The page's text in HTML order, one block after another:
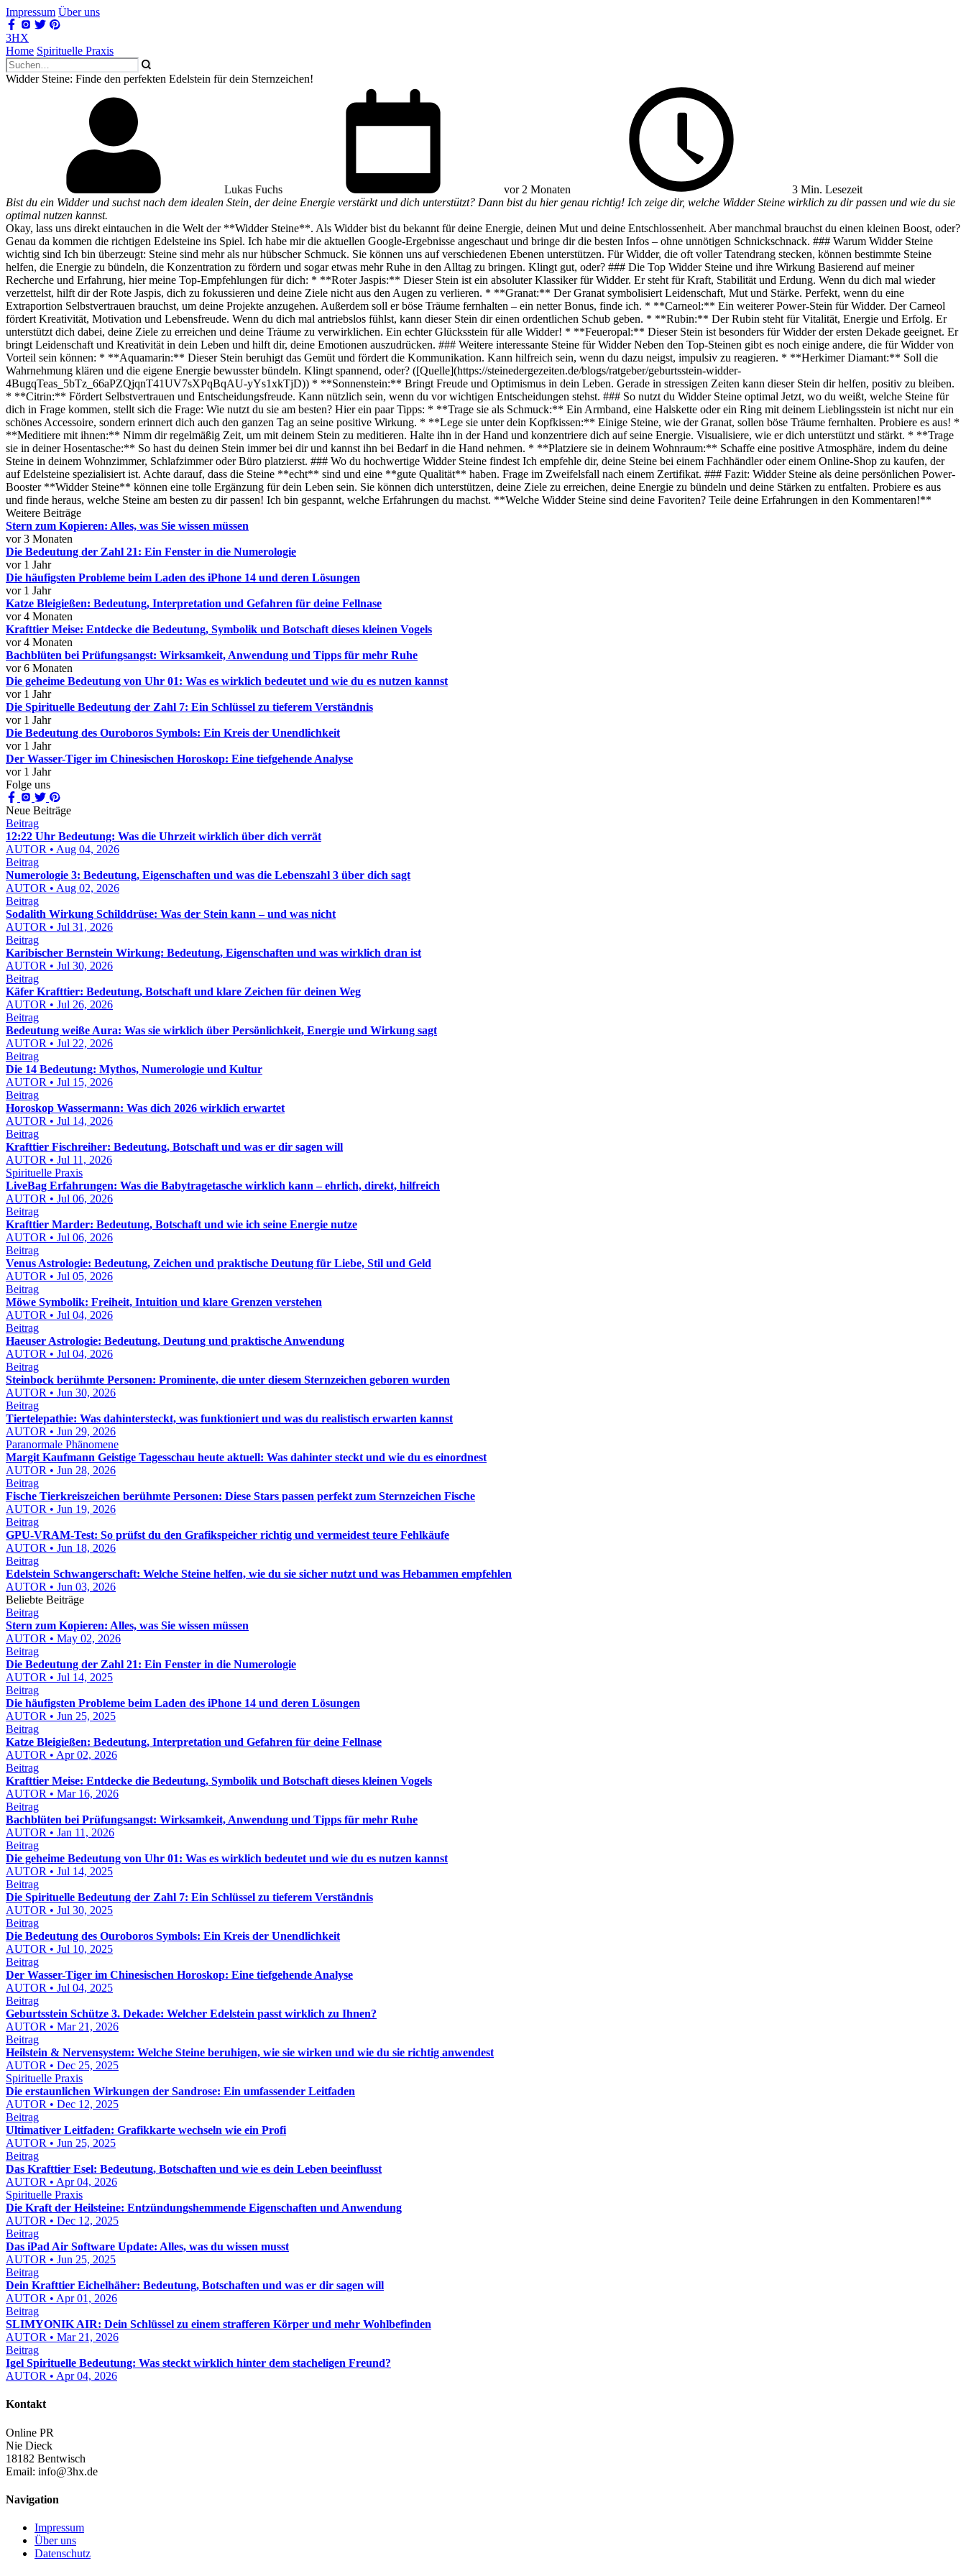
Impressum Über uns
3HX
Home Spirituelle Praxis
Widder Steine: Finde den perfekten Edelstein für dein Sternzeichen!
Lukas Fuchs vor 2 Monaten
3 Min. Lesezeit
Bist du ein Widder und suchst nach dem idealen Stein, der deine Energie verstärkt und dich unterstützt? Dann bist du hier genau richtig! Ich zeige dir, welche Widder Steine wirklich zu dir passen und wie du sie
optimal nutzen kannst.
Okay, lass uns direkt eintauchen in die Welt der **Widder Steine**. Als Widder bist du bekannt für deine Energie, deinen Mut und deine Entschlossenheit. Aber manchmal brauchst du einen kleinen Boost, oder?
Genau da kommen die richtigen Edelsteine ins Spiel. Ich habe mir die aktuellen Google-Ergebnisse angeschaut und bringe dir die besten Infos – ohne unnötigen Schnickschnack. ### Warum Widder Steine
wichtig sind Ich bin überzeugt: Steine sind mehr als nur hübscher Schmuck. Sie können uns auf verschiedenen Ebenen unterstützen. Für Widder, die oft voller Tatendrang stecken, können bestimmte Steine
helfen, die Energie zu bündeln, die Konzentration zu fördern und sogar etwas mehr Ruhe in den Alltag zu bringen. Klingt gut, oder? ### Die Top Widder Steine und ihre Wirkung Basierend auf meiner
Recherche und Erfahrung, hier meine Top-Empfehlungen für dich: * **Roter Jaspis:** Dieser Stein ist ein absoluter Klassiker für Widder. Er steht für Kraft, Stabilität und Erdung. Wenn du dich mal wieder
verzettelst, hilft dir der Rote Jaspis, dich zu fokussieren und deine Ziele nicht aus den Augen zu verlieren. * **Granat:** Der Granat symbolisiert Leidenschaft, Mut und Stärke. Perfekt, wenn du eine
Extraportion Selbstvertrauen brauchst, um deine Projekte anzugehen. Außerdem soll er böse Träume fernhalten – ein netter Bonus, finde ich. * **Carneol:** Ein weiterer Power-Stein für Widder. Der Carneol
fördert Kreativität, Motivation und Lebensfreude. Wenn du dich mal antriebslos fühlst, kann dieser Stein dir einen ordentlichen Schub geben. * **Rubin:** Der Rubin steht für Vitalität, Energie und Erfolg. Er
unterstützt dich dabei, deine Ziele zu erreichen und deine Träume zu verwirklichen. Ein echter Glücksstein für alle Widder! * **Feueropal:** Dieser Stein ist besonders für Widder der ersten Dekade geeignet. Er
bringt Leidenschaft und Kreativität in dein Leben und hilft dir, deine Emotionen auszudrücken. ### Weitere interessante Steine für Widder Neben den Top-Steinen gibt es noch einige andere, die für Widder von
Vorteil sein können: * **Aquamarin:** Dieser Stein beruhigt das Gemüt und fördert die Kommunikation. Kann hilfreich sein, wenn du dazu neigst, impulsiv zu reagieren. * **Herkimer Diamant:** Soll die
Wahrnehmung klären und die eigene Energie bewusster bündeln. Klingt spannend, oder? ([Quelle](https://steinedergezeiten.de/blogs/ratgeber/geburtsstein-widder-
4BugqTeas_5bTz_66aPZQjqnT41UV7sXPqBqAU-yYs1xkTjD)) * **Sonnenstein:** Bringt Freude und Optimismus in dein Leben. Gerade in stressigen Zeiten kann dieser Stein dir helfen, positiv zu bleiben.
* **Citrin:** Fördert Selbstvertrauen und Entscheidungsfreude. Kann nützlich sein, wenn du vor wichtigen Entscheidungen stehst. ### So nutzt du Widder Steine optimal Jetzt, wo du weißt, welche Steine für
dich in Frage kommen, stellt sich die Frage: Wie nutzt du sie am besten? Hier ein paar Tipps: * **Trage sie als Schmuck:** Ein Armband, eine Halskette oder ein Ring mit deinem Lieblingsstein ist nicht nur ein
schönes Accessoire, sondern erinnert dich auch den ganzen Tag an seine positive Wirkung. * **Lege sie unter dein Kopfkissen:** Einige Steine, wie der Granat, sollen böse Träume fernhalten. Probiere es aus! *
**Meditiere mit ihnen:** Nimm dir regelmäßig Zeit, um mit deinem Stein zu meditieren. Halte ihn in der Hand und konzentriere dich auf seine Energie. Visualisiere, wie er dich unterstützt und stärkt. * **Trage
sie in deiner Hosentasche:** So hast du deinen Stein immer bei dir und kannst ihn bei Bedarf in die Hand nehmen. * **Platziere sie in deinem Wohnraum:** Schaffe eine positive Atmosphäre, indem du deine
Steine in deinem Wohnzimmer, Schlafzimmer oder Büro platzierst. ### Wo du hochwertige Widder Steine findest Ich empfehle dir, deine Steine bei einem Fachhändler oder einem Online-Shop zu kaufen, der
auf Edelsteine spezialisiert ist. Achte darauf, dass die Steine **echt** sind und eine **gute Qualität** haben. Frage im Zweifelsfall nach einem Zertifikat. ### Fazit: Widder Steine als deine persönlichen Power-
Booster **Widder Steine** können eine tolle Ergänzung für dein Leben sein. Sie können dich unterstützen, deine Ziele zu erreichen, deine Energie zu bündeln und deine Stärken zu entfalten. Probiere es aus
und finde heraus, welche Steine am besten zu dir passen! Ich bin gespannt, welche Erfahrungen du machst. **Welche Widder Steine sind deine Favoriten? Teile deine Erfahrungen in den Kommentaren!**
Weitere Beiträge
Stern zum Kopieren: Alles, was Sie wissen müssen
vor 3 Monaten
Die Bedeutung der Zahl 21: Ein Fenster in die Numerologie
vor 1 Jahr
Die häufigsten Probleme beim Laden des iPhone 14 und deren Lösungen
vor 1 Jahr
Katze Bleigießen: Bedeutung, Interpretation und Gefahren für deine Fellnase
vor 4 Monaten
Krafttier Meise: Entdecke die Bedeutung, Symbolik und Botschaft dieses kleinen Vogels
vor 4 Monaten
Bachblüten bei Prüfungsangst: Wirksamkeit, Anwendung und Tipps für mehr Ruhe
vor 6 Monaten
Die geheime Bedeutung von Uhr 01: Was es wirklich bedeutet und wie du es nutzen kannst
vor 1 Jahr
Die Spirituelle Bedeutung der Zahl 7: Ein Schlüssel zu tieferem Verständnis
vor 1 Jahr
Die Bedeutung des Ouroboros Symbols: Ein Kreis der Unendlichkeit
vor 1 Jahr
Der Wasser-Tiger im Chinesischen Horoskop: Eine tiefgehende Analyse
vor 1 Jahr
Folge uns
Neue Beiträge
Beitrag
12:22 Uhr Bedeutung: Was die Uhrzeit wirklich über dich verrät
AUTOR • Aug 04, 2026
Beitrag
Numerologie 3: Bedeutung, Eigenschaften und was die Lebenszahl 3 über dich sagt
AUTOR • Aug 02, 2026
Beitrag
Sodalith Wirkung Schilddrüse: Was der Stein kann – und was nicht
AUTOR • Jul 31, 2026
Beitrag
Karibischer Bernstein Wirkung: Bedeutung, Eigenschaften und was wirklich dran ist
AUTOR • Jul 30, 2026
Beitrag
Käfer Krafttier: Bedeutung, Botschaft und klare Zeichen für deinen Weg
AUTOR • Jul 26, 2026
Beitrag
Bedeutung weiße Aura: Was sie wirklich über Persönlichkeit, Energie und Wirkung sagt
AUTOR • Jul 22, 2026
Beitrag
Die 14 Bedeutung: Mythos, Numerologie und Kultur
AUTOR • Jul 15, 2026
Beitrag
Horoskop Wassermann: Was dich 2026 wirklich erwartet
AUTOR • Jul 14, 2026
Beitrag
Krafttier Fischreiher: Bedeutung, Botschaft und was er dir sagen will
AUTOR • Jul 11, 2026
Spirituelle Praxis
LiveBag Erfahrungen: Was die Babytragetasche wirklich kann – ehrlich, direkt, hilfreich
AUTOR • Jul 06, 2026
Beitrag
Krafttier Marder: Bedeutung, Botschaft und wie ich seine Energie nutze
AUTOR • Jul 06, 2026
Beitrag
Venus Astrologie: Bedeutung, Zeichen und praktische Deutung für Liebe, Stil und Geld
AUTOR • Jul 05, 2026
Beitrag
Möwe Symbolik: Freiheit, Intuition und klare Grenzen verstehen
AUTOR • Jul 04, 2026
Beitrag
Haeuser Astrologie: Bedeutung, Deutung und praktische Anwendung
AUTOR • Jul 04, 2026
Beitrag
Steinbock berühmte Personen: Prominente, die unter diesem Sternzeichen geboren wurden
AUTOR • Jun 30, 2026
Beitrag
Tiertelepathie: Was dahintersteckt, was funktioniert und was du realistisch erwarten kannst
AUTOR • Jun 29, 2026
Paranormale Phänomene
Margit Kaufmann Geistige Tagesschau heute aktuell: Was dahinter steckt und wie du es einordnest
AUTOR • Jun 28, 2026
Beitrag
Fische Tierkreiszeichen berühmte Personen: Diese Stars passen perfekt zum Sternzeichen Fische
AUTOR • Jun 19, 2026
Beitrag
GPU-VRAM-Test: So prüfst du den Grafikspeicher richtig und vermeidest teure Fehlkäufe
AUTOR • Jun 18, 2026
Beitrag
Edelstein Schwangerschaft: Welche Steine helfen, wie du sie sicher nutzt und was Hebammen empfehlen
AUTOR • Jun 03, 2026
Beliebte Beiträge
Beitrag
Stern zum Kopieren: Alles, was Sie wissen müssen
AUTOR • May 02, 2026
Beitrag
Die Bedeutung der Zahl 21: Ein Fenster in die Numerologie
AUTOR • Jul 14, 2025
Beitrag
Die häufigsten Probleme beim Laden des iPhone 14 und deren Lösungen
AUTOR • Jun 25, 2025
Beitrag
Katze Bleigießen: Bedeutung, Interpretation und Gefahren für deine Fellnase
AUTOR • Apr 02, 2026
Beitrag
Krafttier Meise: Entdecke die Bedeutung, Symbolik und Botschaft dieses kleinen Vogels
AUTOR • Mar 16, 2026
Beitrag
Bachblüten bei Prüfungsangst: Wirksamkeit, Anwendung und Tipps für mehr Ruhe
AUTOR • Jan 11, 2026
Beitrag
Die geheime Bedeutung von Uhr 01: Was es wirklich bedeutet und wie du es nutzen kannst
AUTOR • Jul 14, 2025
Beitrag
Die Spirituelle Bedeutung der Zahl 7: Ein Schlüssel zu tieferem Verständnis
AUTOR • Jul 30, 2025
Beitrag
Die Bedeutung des Ouroboros Symbols: Ein Kreis der Unendlichkeit
AUTOR • Jul 10, 2025
Beitrag
Der Wasser-Tiger im Chinesischen Horoskop: Eine tiefgehende Analyse
AUTOR • Jul 04, 2025
Beitrag
Geburtsstein Schütze 3. Dekade: Welcher Edelstein passt wirklich zu Ihnen?
AUTOR • Mar 21, 2026
Beitrag
Heilstein & Nervensystem: Welche Steine beruhigen, wie sie wirken und wie du sie richtig anwendest
AUTOR • Dec 25, 2025
Spirituelle Praxis
Die erstaunlichen Wirkungen der Sandrose: Ein umfassender Leitfaden
AUTOR • Dec 12, 2025
Beitrag
Ultimativer Leitfaden: Grafikkarte wechseln wie ein Profi
AUTOR • Jun 25, 2025
Beitrag
Das Krafttier Esel: Bedeutung, Botschaften und wie es dein Leben beeinflusst
AUTOR • Apr 04, 2026
Spirituelle Praxis
Die Kraft der Heilsteine: Entzündungshemmende Eigenschaften und Anwendung
AUTOR • Dec 12, 2025
Beitrag
Das iPad Air Software Update: Alles, was du wissen musst
AUTOR • Jun 25, 2025
Beitrag
Dein Krafttier Eichelhäher: Bedeutung, Botschaften und was er dir sagen will
AUTOR • Apr 01, 2026
Beitrag
SLIMYONIK AIR: Dein Schlüssel zu einem strafferen Körper und mehr Wohlbefinden
AUTOR • Mar 21, 2026
Beitrag
Igel Spirituelle Bedeutung: Was steckt wirklich hinter dem stacheligen Freund?
AUTOR • Apr 04, 2026
Kontakt
Online PR
Nie Dieck
18182 Bentwisch
Email: info@3hx.de
Navigation
Impressum
Über uns
Datenschutz